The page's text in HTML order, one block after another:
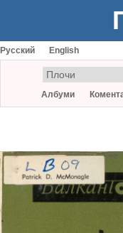
Русский English
Албуми